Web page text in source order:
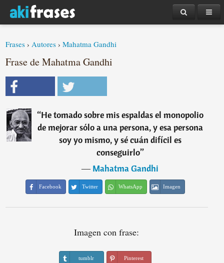
Frases ›Autores ›Mahatma Gandhi
Frase de Mahatma Gandhi
“He tomado sobre mis espaldas el monopolio
de mejorar sólo a una persona, y esa persona
soy yo mismo, y sé cuán difícil es
conseguirlo”
―Mahatma Gandhi
Facebook Twitter WhatsApp Imagen
Imagen con frase:
tumblr Pinterest